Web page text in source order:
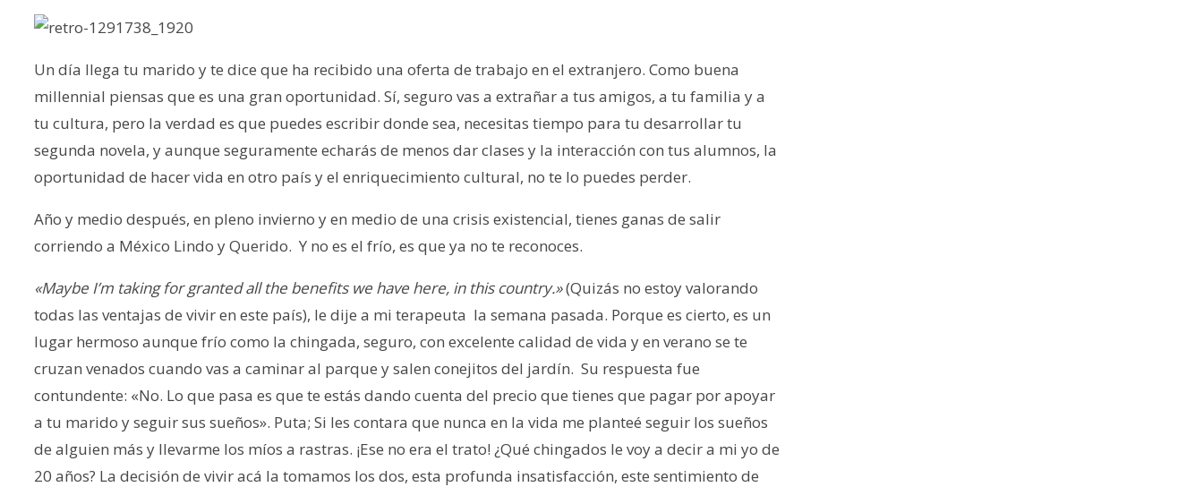
Un día llega tu marido y te dice que ha recibido una oferta de trabajo en el extranjero. Como buena
millennial piensas que es una gran oportunidad. Sí, seguro vas a extrañar a tus amigos, a tu familia y a
tu cultura, pero la verdad es que puedes escribir donde sea, necesitas tiempo para tu desarrollar tu
segunda novela, y aunque seguramente echarás de menos dar clases y la interacción con tus alumnos, la
oportunidad de hacer vida en otro país y el enriquecimiento cultural, no te lo puedes perder.
Año y medio después, en pleno invierno y en medio de una crisis existencial, tienes ganas de salir
corriendo a México Lindo y Querido. Y no es el frío, es que ya no te reconoces.
«Maybe I’m taking for granted all the benefits we have here, in this country.»(Quizás no estoy valorando
todas las ventajas de vivir en este país), le dije a mi terapeuta la semana pasada. Porque es cierto, es un
lugar hermoso aunque frío como la chingada, seguro, con excelente calidad de vida y en verano se te
cruzan venados cuando vas a caminar al parque y salen conejitos del jardín. Su respuesta fue
contundente: «No. Lo que pasa es que te estás dando cuenta del precio que tienes que pagar por apoyar
a tu marido y seguir sus sueños». Puta; Si les contara que nunca en la vida me planteé seguir los sueños
de alguien más y llevarme los míos a rastras. ¡Ese no era el trato! ¿Qué chingados le voy a decir a mi yo de
20 años? La decisión de vivir acá la tomamos los dos, esta profunda insatisfacción, este sentimiento de